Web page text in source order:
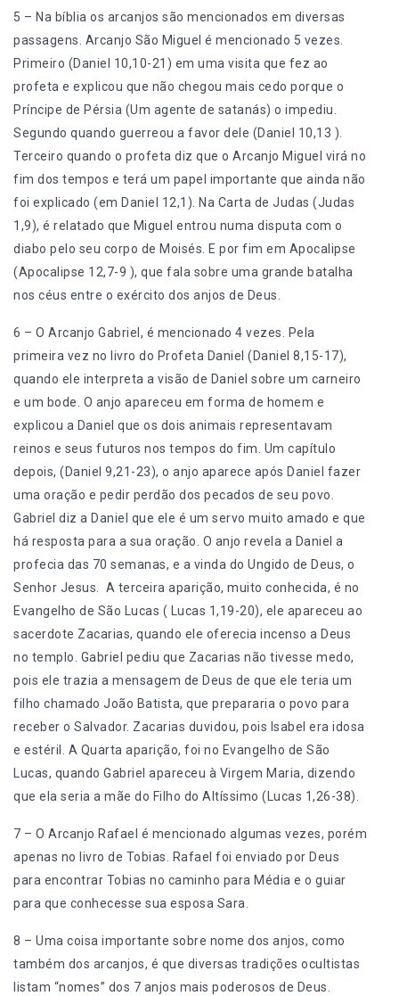
5 – Na bíblia os arcanjos são mencionados em diversas
passagens. Arcanjo São Miguel é mencionado 5 vezes.
Primeiro (Daniel 10,10-21) em uma visita que fez ao
profeta e explicou que não chegou mais cedo porque o
Príncipe de Pérsia (Um agente de satanás) o impediu.
Segundo quando guerreou a favor dele (Daniel 10,13 ).
Terceiro quando o profeta diz que o Arcanjo Miguel virá no
fim dos tempos e terá um papel importante que ainda não
foi explicado (em Daniel 12,1). Na Carta de Judas (Judas
1,9), é relatado que Miguel entrou numa disputa com o
diabo pelo seu corpo de Moisés. E por fim em Apocalipse
(Apocalipse 12,7-9 ), que fala sobre uma grande batalha
nos céus entre o exército dos anjos de Deus.
6 – O Arcanjo Gabriel, é mencionado 4 vezes. Pela
primeira vez no livro do Profeta Daniel (Daniel 8,15-17),
quando ele interpreta a visão de Daniel sobre um carneiro
e um bode. O anjo apareceu em forma de homem e
explicou a Daniel que os dois animais representavam
reinos e seus futuros nos tempos do fim. Um capítulo
depois, (Daniel 9,21-23), o anjo aparece após Daniel fazer
uma oração e pedir perdão dos pecados de seu povo.
Gabriel diz a Daniel que ele é um servo muito amado e que
há resposta para a sua oração. O anjo revela a Daniel a
profecia das 70 semanas, e a vinda do Ungido de Deus, o
Senhor Jesus. A terceira aparição, muito conhecida, é no
Evangelho de São Lucas ( Lucas 1,19-20), ele apareceu ao
sacerdote Zacarias, quando ele oferecia incenso a Deus
no templo. Gabriel pediu que Zacarias não tivesse medo,
pois ele trazia a mensagem de Deus de que ele teria um
filho chamado João Batista, que prepararia o povo para
receber o Salvador. Zacarias duvidou, pois Isabel era idosa
e estéril. A Quarta aparição, foi no Evangelho de São
Lucas, quando Gabriel apareceu à Virgem Maria, dizendo
que ela seria a mãe do Filho do Altíssimo (Lucas 1,26-38).
7 – O Arcanjo Rafael é mencionado algumas vezes, porém
apenas no livro de Tobias. Rafael foi enviado por Deus
para encontrar Tobias no caminho para Média e o guiar
para que conhecesse sua esposa Sara.
8 – Uma coisa importante sobre nome dos anjos, como
também dos arcanjos, é que diversas tradições ocultistas
listam “nomes” dos 7 anjos mais poderosos de Deus.